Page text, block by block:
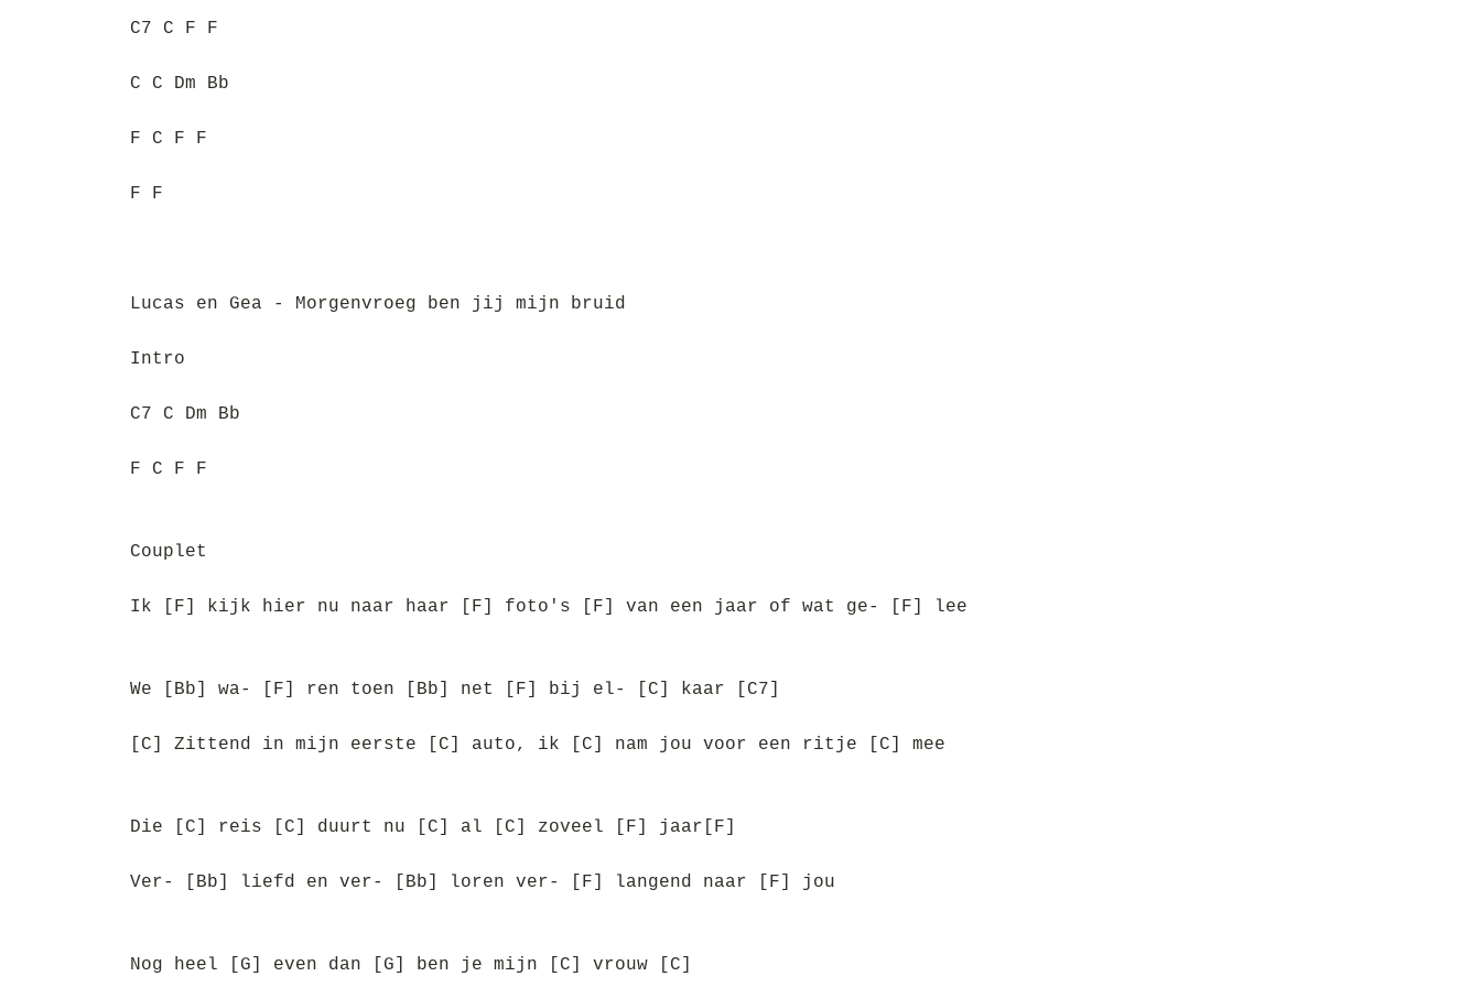
C7 C F F
C C Dm Bb
F C F F
F F
Lucas en Gea - Morgenvroeg ben jij mijn bruid
Intro
C7 C Dm Bb
F C F F
Couplet
Ik [F] kijk hier nu naar haar [F] foto's [F] van een jaar of wat ge- [F] lee
We [Bb] wa- [F] ren toen [Bb] net [F] bij el- [C] kaar [C7]
[C] Zittend in mijn eerste [C] auto, ik [C] nam jou voor een ritje [C] mee
Die [C] reis [C] duurt nu [C] al [C] zoveel [F] jaar[F]
Ver- [Bb] liefd en ver- [Bb] loren ver- [F] langend naar [F] jou
Nog heel [G] even dan [G] ben je mijn [C] vrouw [C]